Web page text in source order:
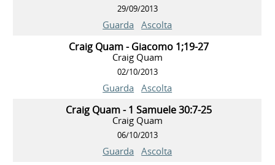
29/09/2013
Guarda Ascolta
Craig Quam - Giacomo 1;19-27
Craig Quam
02/10/2013
Guarda Ascolta
Craig Quam - 1 Samuele 30:7-25
Craig Quam
06/10/2013
Guarda Ascolta